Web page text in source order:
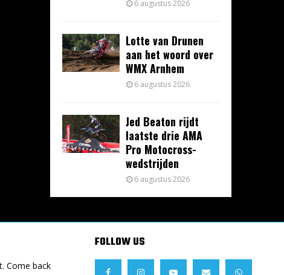
6 augustus 2026
Lotte van Drunen
aan het woord over
WMX Arnhem
6 augustus 2026
Jed Beaton rijdt
laatste drie AMA
Pro Motocross-
wedstrijden
6 augustus 2026
Come back
FOLLOW US